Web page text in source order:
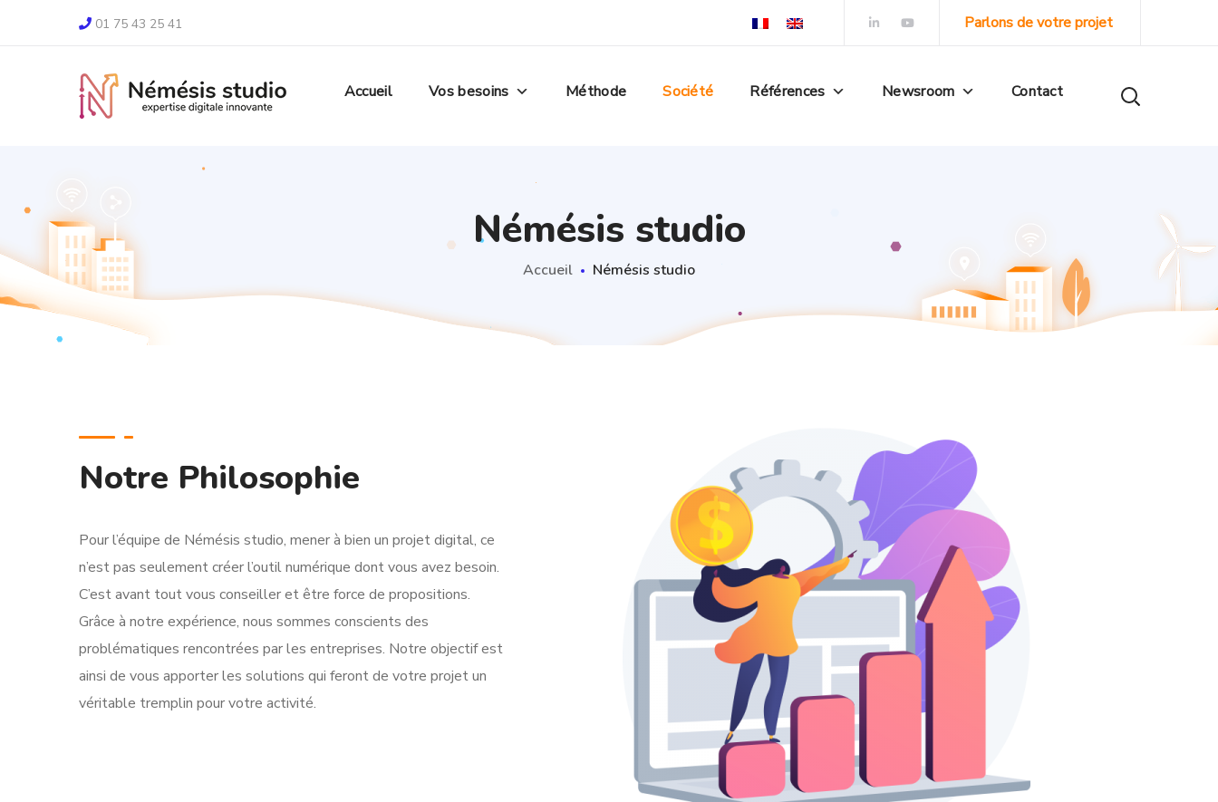
01 75 43 25 41 Parlons de votre projet
Accueil Vos besoins Méthode Société Références Newsroom Contact
Némésis studio
Accueil Némésis studio
Notre Philosophie
Pour l’équipe de Némésis studio, mener à bien un projet digital, ce
n’est pas seulement créer l’outil numérique dont vous avez besoin.
C’est avant tout vous conseiller et être force de propositions.
Grâce à notre expérience, nous sommes conscients des
problématiques rencontrées par les entreprises. Notre objectif est
ainsi de vous apporter les solutions qui feront de votre projet un
véritable tremplin pour votre activité.